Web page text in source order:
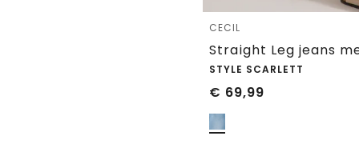
CECIL
STYLE SCARLETT
€ 69,99